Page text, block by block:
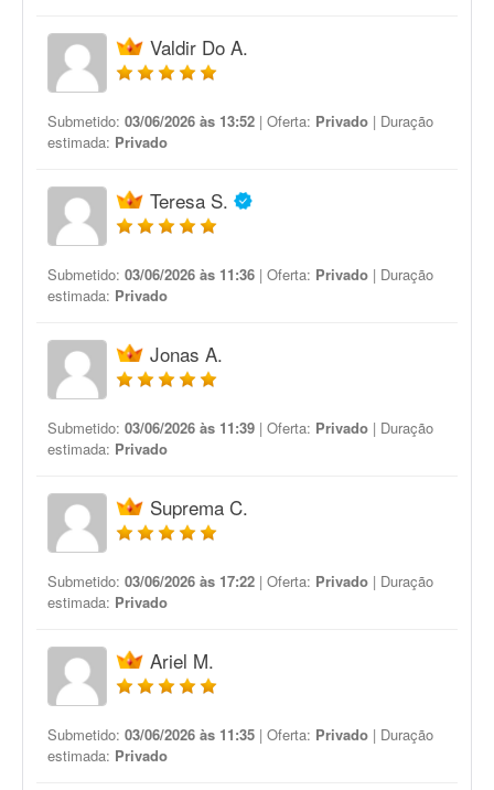
Valdir Do A.
Submetido: 03/06/2026 às 13:52 | Oferta: Privado | Duração
estimada: Privado
Teresa S.
Submetido: 03/06/2026 às 11:36 | Oferta: Privado | Duração
estimada: Privado
Jonas A.
Submetido: 03/06/2026 às 11:39 | Oferta: Privado | Duração
estimada: Privado
Suprema C.
Submetido: 03/06/2026 às 17:22 | Oferta: Privado | Duração
estimada: Privado
Ariel M.
Submetido: 03/06/2026 às 11:35 | Oferta: Privado | Duração
estimada: Privado